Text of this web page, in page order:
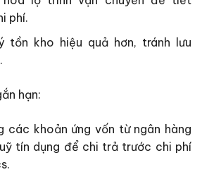
phí.
tồn kho hiệu quả hơn, tránh lưu
hạn:
các khoản ứng vốn từ ngân hàng
tín dụng để chi trả trước chi phí